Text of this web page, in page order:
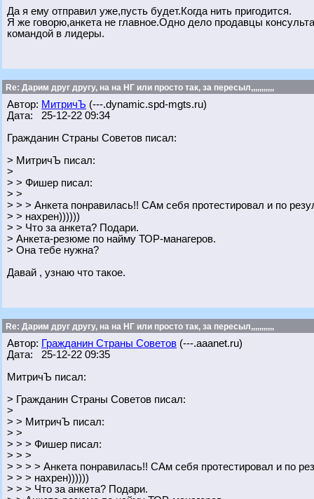
Да я ему отправил уже,пусть будет.Когда нить пригодится.
Я же говорю,анкета не главное.Одно дело продавцы
командой в лидеры.
Re: Дарим друг другу, на на НГ или просто так, за пересыл,,,,,,,,,,,
Автор: МитричЪ (---.dynamic.spd-mgts.ru)
Дата: 25-12-22 09:34
Гражданин Страны Советов писал:
> МитричЪ писал:
>
> > Фишер писал:
> >
> > > Анкета понравилась!! САм себя протестировал и по
> > нахрен))))))
> > Что за анкета? Подари.
> Анкета-резюме по найму ТОР-манагеров.
> Она тебе нужна?
Давай , узнаю что такое.
Re: Дарим друг другу, на на НГ или просто так, за пересыл,,,,,,,,,,,
Автор: Гражданин Страны Советов (---.aaanet.ru)
Дата: 25-12-22 09:35
МитричЪ писал:
> Гражданин Страны Советов писал:
>
> > МитричЪ писал:
> >
> > > Фишер писал:
> > >
> > > > Анкета понравилась!! САм себя протестировал и по
> > > нахрен))))))
> > > Что за анкета? Подари.